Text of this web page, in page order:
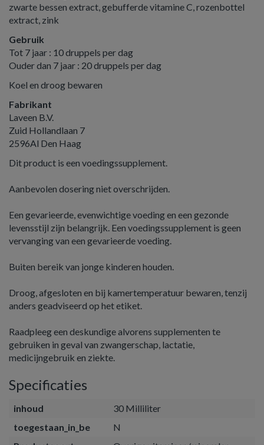
zwarte bessen extract, gebufferde vitamine C, rozenbottel
extract, zink
Gebruik
Tot 7 jaar : 10 druppels per dag
Ouder dan 7 jaar : 20 druppels per dag
Koel en droog bewaren
Fabrikant
Laveen B.V.
Zuid Hollandlaan 7
2596Al Den Haag
Dit product is een voedingssupplement.
Aanbevolen dosering niet overschrijden.
Een gevarieerde, evenwichtige voeding en een gezonde
levensstijl zijn belangrijk. Een voedingssupplement is geen
vervanging van een gevarieerde voeding.
Buiten bereik van jonge kinderen houden.
Droog, afgesloten en bij kamertemperatuur bewaren, tenzij
anders geadviseerd op het etiket.
Raadpleeg een deskundige alvorens supplementen te
gebruiken in geval van zwangerschap, lactatie,
medicijngebruik en ziekte.
Specificaties
inhoud
30 Milliliter
toegestaan_in_be
N